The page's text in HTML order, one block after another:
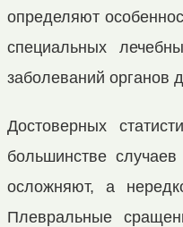
определяют
специальных
заболеваний органов
Достоверных
большинстве
осложняют, а
Плевральные